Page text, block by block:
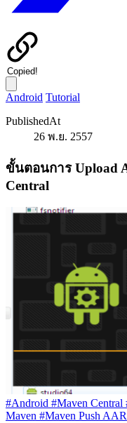
Copied!
Android Tutorial
PublishedAt
26 พ.ย. 2557
ขั้นตอนการ Upload
Central
#Android #Maven Central
Maven #Maven Push AAR